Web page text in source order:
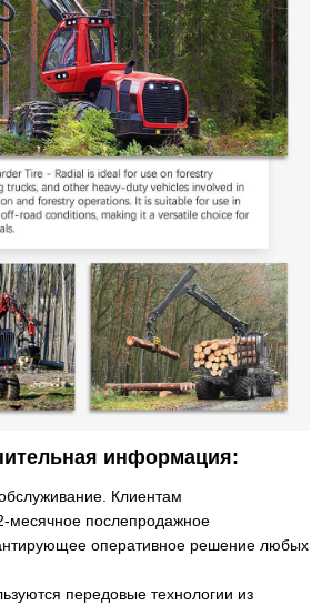
информация:
Клиентам
месячное послепродажное
оперативное решение любых
передовые технологии из